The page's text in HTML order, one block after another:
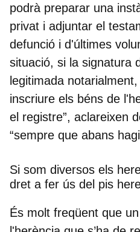
podrà preparar una
privat i adjuntar el
defunció i d'últimes
situació, si la signatura
legitimada
inscriure els béns de
el registre”, aclareixen
“sempre que abans
Si som diversos els
dret a fer ús del pis
És molt freqüent que